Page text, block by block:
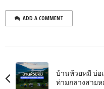
ADD A COMMENT
บ้านห้วยหมี บ่อ
ท่ามกลางสาย